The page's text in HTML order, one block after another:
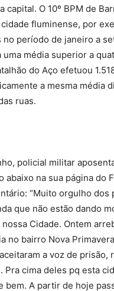
capital. O 10º BPM de
fluminense, por
no período de janeiro a
uma média superior a
do Aço efetuou
a mesma média
ruas.
policial militar
abaixo na sua página do
“Muito orgulho dos
que não estão dando
Cidade. Ontem
no bairro Nova
a voz de prisão,
Pra cima deles pq esta
bem. A partir de hoje